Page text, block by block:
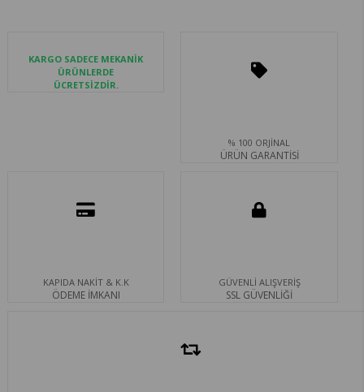
KARGO SADECE MEKANİK
ÜRÜNLERDE
ÜCRETSİZDİR.
% 100 ORJİNAL
ÜRÜN GARANTİSİ
KAPIDA NAKİT & K.K
ÖDEME İMKANI
GÜVENLİ ALIŞVERİŞ
SSL GÜVENLİĞİ